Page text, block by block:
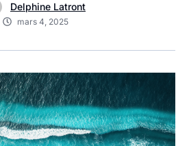
Delphine Latront
mars 4, 2025